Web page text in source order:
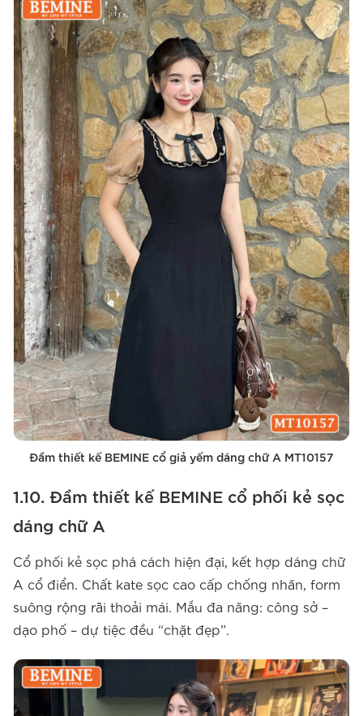
Đầm thiết kế BEMINE cổ giả yếm dáng chữ A MT10157
1.10. Đầm thiết kế BEMINE cổ phối kẻ sọc
dáng chữ A
Cổ phối kẻ sọc phá cách hiện đại, kết hợp dáng chữ
A cổ điển. Chất kate sọc cao cấp chống nhăn, form
suông rộng rãi thoải mái. Mẫu đa năng: công sở –
dạo phố – dự tiệc đều “chặt đẹp”.